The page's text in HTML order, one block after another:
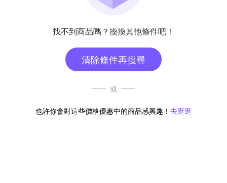
找不到商品嗎？換換其他條件吧！
清除條件再搜尋
或
也許你會對這些價格優惠中的商品感興趣！ 去逛逛